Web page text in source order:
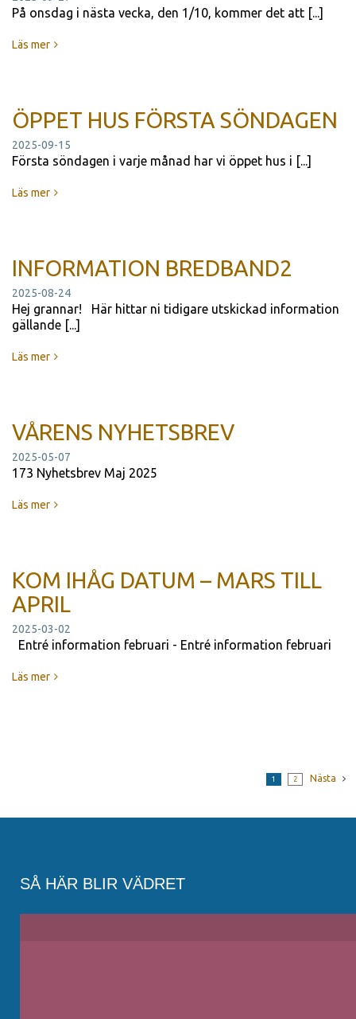
På onsdag i nästa vecka, den 1/10, kommer det att [...]
Läs mer
ÖPPET HUS FÖRSTA SÖNDAGEN
2025-09-15
Första söndagen i varje månad har vi öppet hus i [...]
Läs mer
INFORMATION BREDBAND2
2025-08-24
Hej grannar! Här hittar ni tidigare utskickad information
gällande [...]
Läs mer
VÅRENS NYHETSBREV
2025-05-07
173 Nyhetsbrev Maj 2025
Läs mer
KOM IHÅG DATUM – MARS TILL
APRIL
2025-03-02
Entré information februari - Entré information februari
Läs mer
1 2 Nästa
SÅ HÄR BLIR VÄDRET